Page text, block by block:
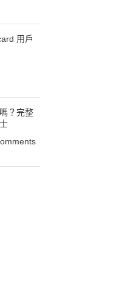
用戶
？完整